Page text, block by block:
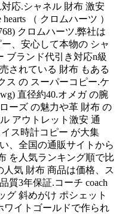
応.シャネル 財布 激安
（ クロムハーツ ）
クロムハーツ.弊社は
、安心して本物の シャ
ブランド代引き対応n級
されている 財布 もある
ス の スーパーコピー.ケ
直径約40.オメガ の腕
ーズ の魅力や革 財布 の
アウトレット激安 通
ス時計コピー が大集
、全国の通販サイトから
を人気ランキング順で比
人気 財布 商品は価格、ス
質3年保証.コーチ coach
グ 斜めがけ ポシェット
ワイトゴールドで作られ